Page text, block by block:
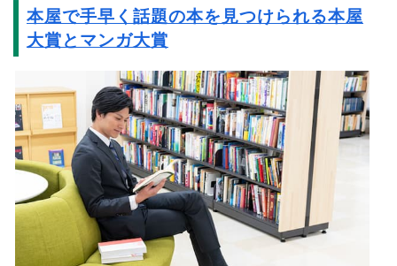
本屋で手早く話題の本を見つけられる本屋
大賞とマンガ大賞